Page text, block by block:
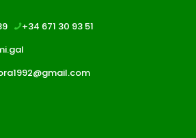
+34 671 30 93 51